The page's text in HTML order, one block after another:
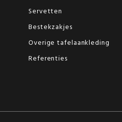
Servetten
Bestekzakjes
Overige tafelaankleding
Referenties